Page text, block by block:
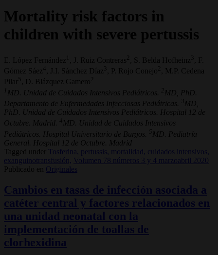
Mortality risk factors in
children with severe pertussis
E. López Fernández 1 , J. Ruiz Contreras , S. Belda Hofheinz 3
, F.
Gómez Sáez4 , J.I. Sánchez Díaz 3 , P. Rojo Conejo
, M.P. Cedena
Pilar 5 , D. Blázquez Gamero2
1 MD. Unidad de Cuidados Intensivos Pediátricos. 2 MD, PhD.
Departamento de Enfermedades Infecciosas Pediátricas.
3 MD,
PhD. Unidad de Cuidados Intensivos Pediátricos. Hospital 12 de
Octubre. Madrid.
4 MD. Unidad de Cuidados Intensivos
Pediátricos. Hospital Universitario de Burgos. 5 MD. Pediatría
General. Hospital 12 de Octubre. Madrid
Tagged under
Tosferina, pertussis, mortalidad, cuidados intensivos,
exanguinotransfusión,
Volumen 78 números 3 y 4 marzoabril 2020
Publicado en
Originales
Cambios en tasas de infección asociada a
catéter central y factores relacionados en
una unidad neonatal con la
implementación de toallas de
clorhexidina